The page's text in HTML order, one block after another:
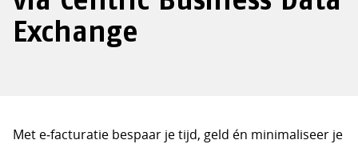
Insights
Exchange
Met e‑facturatie bespaar je tijd, geld én minimaliseer je